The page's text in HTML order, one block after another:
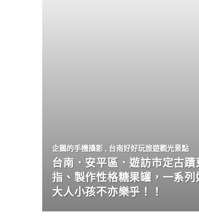
企鵝的手機攝影 , 台南好好玩旅遊觀光景點
台南．安平區．遊訪市定古
指、製作性格糖果罐，一系列
大人小孩不亦樂乎！！